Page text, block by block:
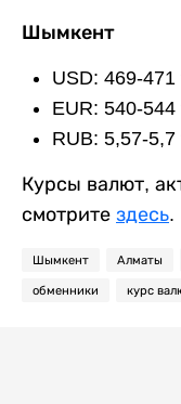
Шымкент
USD: 469-471
EUR: 540-544
RUB: 5,57-5,7
Курсы валют,
смотрите здесь.
Шымкент Алматы
обменники курс